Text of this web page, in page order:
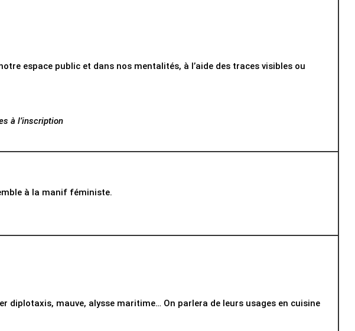
espace public et dans nos mentalités, à l’aide des traces visibles ou
à l’inscription
à la manif féministe.
diplotaxis, mauve, alysse maritime… On parlera de leurs usages en cuisine